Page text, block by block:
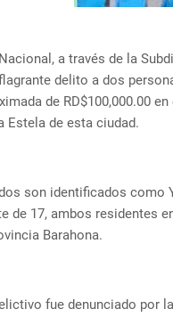
a través de la
delito a dos
de RD$100,000.00
Estela de esta ciudad.
son identificados como
de 17, ambos residentes
Barahona.
fue denunciado por